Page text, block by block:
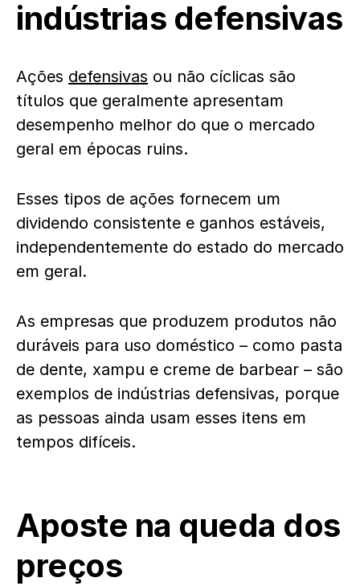
indústrias defensivas
Ações defensivas ou não cíclicas são
títulos que geralmente apresentam
desempenho melhor do que o mercado
geral em épocas ruins.
Esses tipos de ações fornecem um
dividendo consistente e ganhos estáveis,
independentemente do estado do mercado
em geral.
As empresas que produzem produtos não
duráveis ​​para uso doméstico – como pasta
de dente, xampu e creme de barbear – são
exemplos de indústrias defensivas, porque
as pessoas ainda usam esses itens em
tempos difíceis.
Aposte na queda dos
preços